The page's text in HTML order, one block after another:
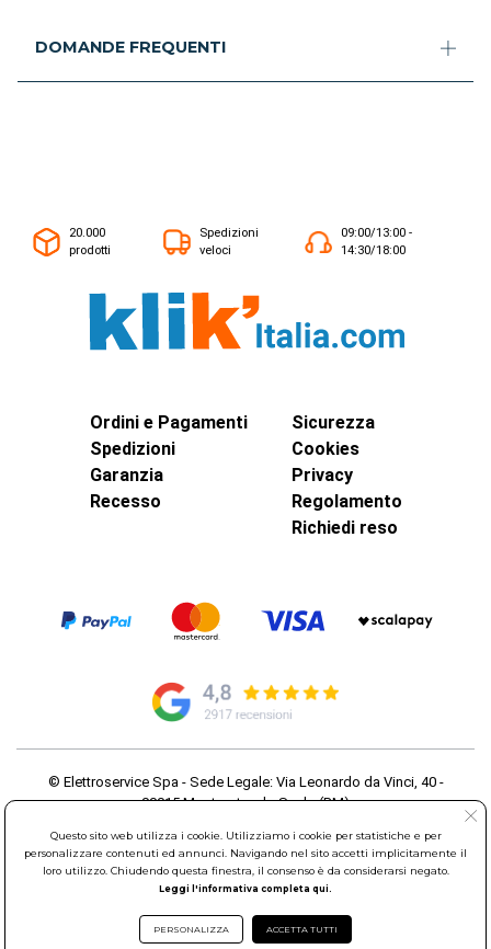
DOMANDE FREQUENTI
20.000
prodotti
Spedizioni
veloci
09:00/13:00 -
14:30/18:00
Ordini e Pagamenti
Spedizioni
Garanzia
Recesso
Sicurezza
Cookies
Privacy
Regolamento
Richiedi reso
© Elettroservice Spa - Sede Legale: Via Leonardo da Vinci, 40 -
00015 Monterotondo Scalo (RM)
Sociale 1.600.000,00 Euro i.v. Iscritto al Registro delle Imprese di
Roma REA: RM-535144
Sede Operativa: Via Leonardo da Vinci, 40 - 00015 Monterotondo
Questo sito web utilizza i cookie. Utilizziamo i cookie per statistiche e per
personalizzare contenuti ed annunci. Navigando nel sito accetti implicitamente il
loro utilizzo. Chiudendo questa finestra, il consenso è da considerarsi negato.
Leggi l'informativa completa qui.
PERSONALIZZA ACCETTA TUTTI